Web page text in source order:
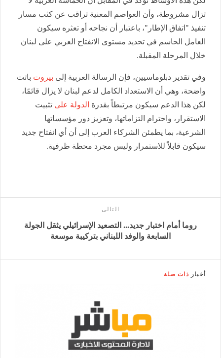
تزال مشروطة، وأن العواصم المعنية تراقب عن كثب مسار
تنفيذ "اتفاق الإطار"، باعتبار أن نجاحه أو تعثره سيكون
العامل الحاسم في تحديد مستوى الانفتاح العربي على لبنان
خلال المرحلة المقبلة.
وفي تقدير دبلوماسيين، فإن الرسالة العربية إلى بيروت باتت
واضحة، وهي أن الاستعداد الكامل لدعم لبنان لا يزال قائمًا،
لكن هذا الدعم سيكون مرتبطاً بقدرة الدولة على تثبيت
الاستقرار، واحترام التزاماتها، وتعزيز دور مؤسساتها
الشرعية، بما يطمئن الشركاء العرب إلى أن أي انفتاح جديد
سيكون قابلاً للاستمرار وليس مجرد محطة ظرفية.
التالى
روما أمام اختبار جديد... التصعيد الإسرائيلي يثقل الجولة
السابعة والوفد اللبناني بتركيبة موسعة
أخبار ذات صلة